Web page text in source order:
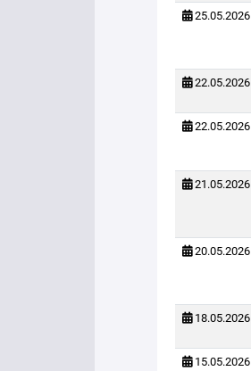
25.05.2026
22.05.2026
22.05.2026
21.05.2026
20.05.2026
18.05.2026
15.05.2026